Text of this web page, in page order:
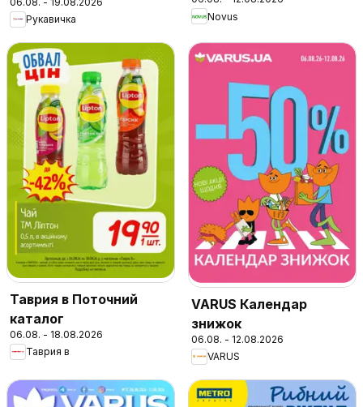
Рукавичка
Novus
Таврия в Поточний
каталог
06.08. - 18.08.2026
Таврия в
VARUS Календар
знижок
06.08. - 12.08.2026
VARUS